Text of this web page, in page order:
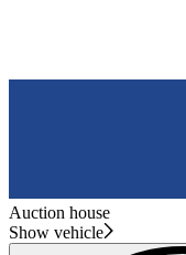
Auction house
Show vehicle